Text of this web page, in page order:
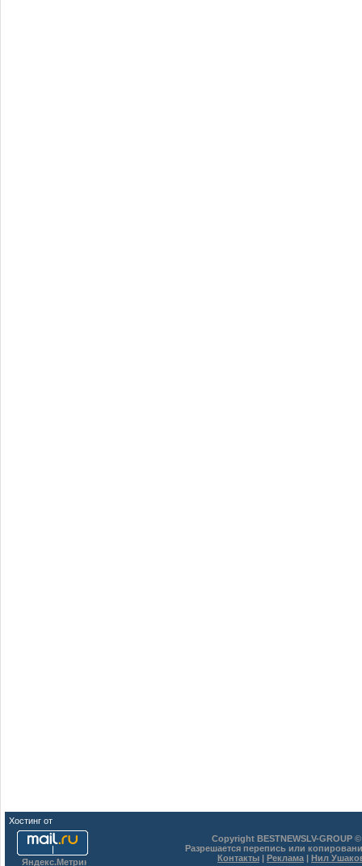
Хостинг от
Copyright BESTNEWSLV-GROUP
Разрешается перепись или
Контакты | Реклама | Нил